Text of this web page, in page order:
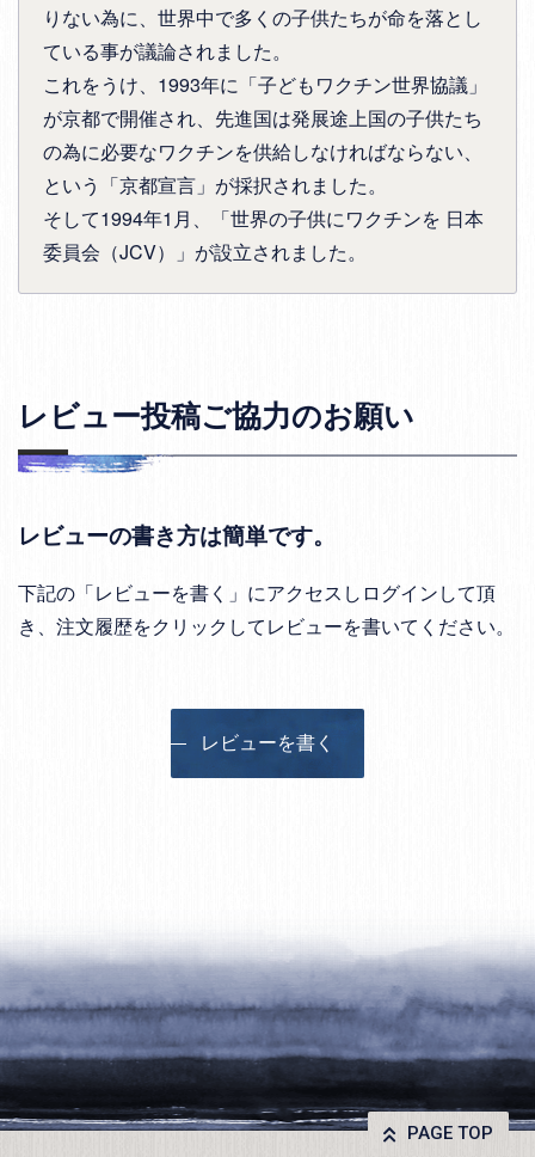
りない為に、世界中で多くの子供たちが命を落とし
ている事が議論されました。
これをうけ、1993年に「子どもワクチン世界協議」
が京都で開催され、先進国は発展途上国の子供たち
の為に必要なワクチンを供給しなければならない、
という「京都宣言」が採択されました。
そして1994年1月、「世界の子供にワクチンを 日本
委員会（JCV）」が設立されました。
レビュー投稿ご協力のお願い
レビューの書き方は簡単です。
下記の「レビューを書く」にアクセスしログインして頂
き、注文履歴をクリックしてレビューを書いてください。
レビューを書く
PAGE TOP